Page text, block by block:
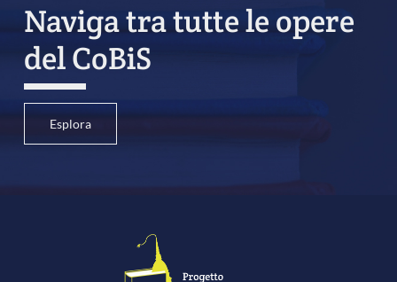
Naviga tra tutte le opere
del CoBiS
Esplora